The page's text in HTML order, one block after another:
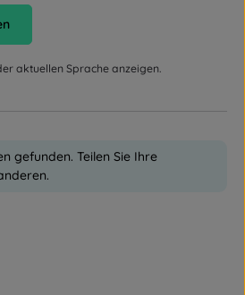
aktuellen Sprache anzeigen.
gefunden. Teilen Sie Ihre